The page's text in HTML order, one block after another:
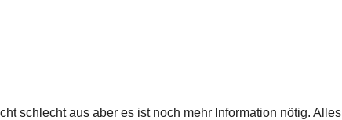
schlecht aus aber es ist noch mehr Information nötig. Alles